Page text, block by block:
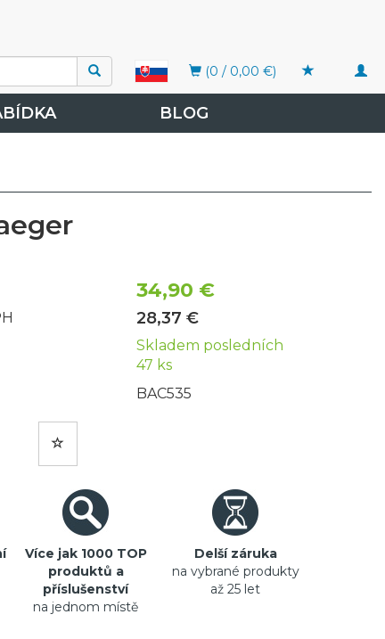
(0 / 0,00 €)
BLOG
34,90 €
28,37 €
Skladem posledních
47 ks
BAC535
Více jak 1000 TOP
produktů a
příslušenství
na jednom místě
Delší záruka
na vybrané produkty
až 25 let